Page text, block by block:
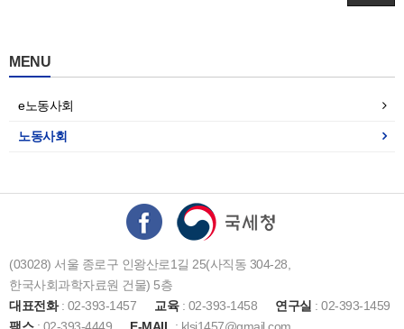
MENU
e노동사회
노동사회
(03028) 서울 종로구 인왕산로1길 25(사직동 304-28,
한국사회과학자료원 건물) 5층
대표전화: 02-393-1457 교육: 02-393-1458 연구실 : 02-393-1459